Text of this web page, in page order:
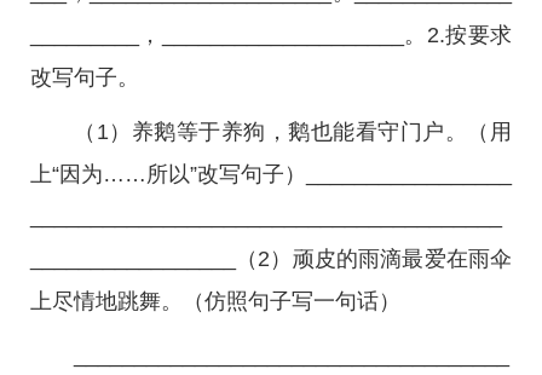
_________，____________________。2.按要求
改写句子。
（1）养鹅等于养狗，鹅也能看守门户。（用
上“因为……所以”改写句子）_________________
_________________（2）顽皮的雨滴最爱在雨伞
上尽情地跳舞。（仿照句子写一句话）